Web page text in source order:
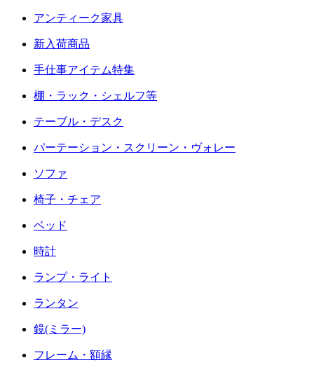
アンティーク家具
新入荷商品
手仕事アイテム特集
棚・ラック・シェルフ等
テーブル・デスク
パーテーション・スクリーン・ヴォレー
ソファ
椅子・チェア
ベッド
時計
ランプ・ライト
ランタン
鏡(ミラー)
フレーム・額縁